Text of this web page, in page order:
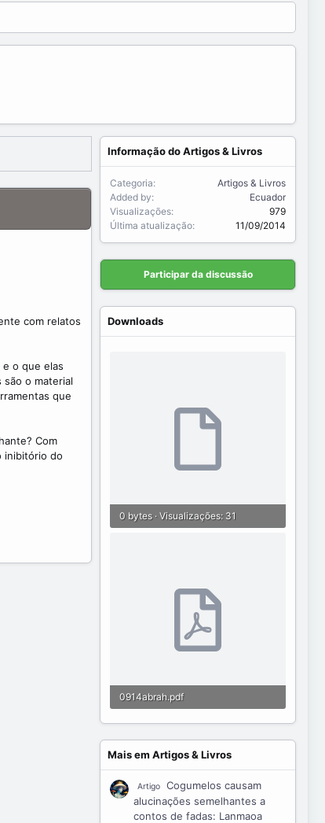
com relatos
o que elas
o material
que
Com
inibitório do
Informação do Artigos & Livros
Categoria
Artigos & Livros
Added by
Ecuador
Visualizações
979
Última atualização
11/09/2014
Participar da discussão
Downloads
0 bytes · Visualizações: 31
0914abrah.pdf
Mais em Artigos & Livros
Artigo
Cogumelos causam
alucinações semelhantes a
contos de fadas: Lanmaoa